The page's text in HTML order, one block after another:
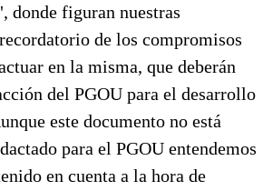
donde figuran nuestras
de los compromisos
en la misma, que deberán
del PGOU para el desarrollo
este documento no está
para el PGOU entendemos
en cuenta a la hora de